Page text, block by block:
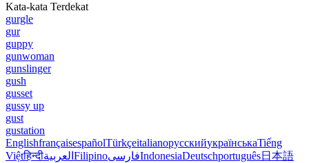
Kata-kata Terdekat
gurgle
gur
guppy
gunwoman
gunslinger
gush
gusset
gussy up
gust
gustation
EnglishfrançaisespañolTürkçeitalianoрусскийукраїнськаTiếng
Việtहिन्दीالعربية FilipinoفارسیIndonesiaDeutschportuguês日本語